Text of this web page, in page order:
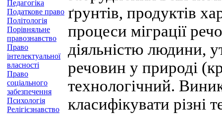
Педагогіка
Податкове право
Політологія
Порівняльне
правознавство
Право
інтелектуальної
власності
Право
соціального
забезпечення
Психологія
Релігієзнавство
ґрунтів, продуктів
процеси міграції
діяльністю людини,
речовин у природі
технологічний.
класифікувати різні